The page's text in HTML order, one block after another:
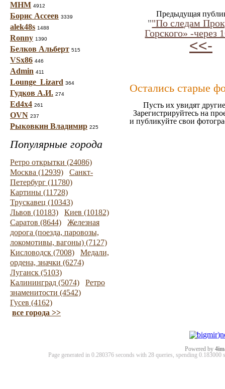
МНМ 4912
Борис Ассеев 3339
alek48s 1488
Ronny 1390
Белков Альберт 515
VSx86 446
Admin 411
Lounge_Lizard 364
Гудков А.И. 274
Ed4x4 261
OVN 237
Рыковкин Владимир 225
Популярные города
Ретро открытки (24086)
Москва (12939)
Санкт-
Петербург (11780)
Картины (11728)
Трускавец (10343)
Львов (10183)
Киев (10182)
Саратов (8644)
Железная
дорога (поезда, паровозы,
локомотивы, вагоны) (7127)
Кисловодск (7008)
Медали,
ордена, значки (6274)
Луганск (5103)
Калининград (5074)
Ретро
знаменитости (4542)
Гусев (4162)
все города >>
Предыдущая
""По следам
Горского» -через
<<-
Остались старые
Пусть их увидят
Зарегистрируйтесь на
и публикуйте свои
Powered by
Page generated in 0.280376 seconds with 28 queries, spending